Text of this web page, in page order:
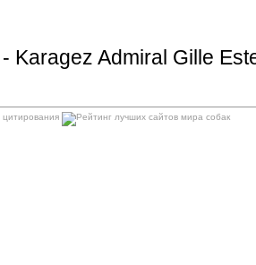
Karagez Admiral Gille